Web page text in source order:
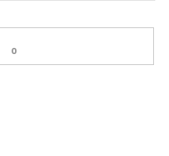
0